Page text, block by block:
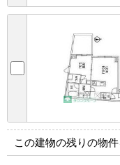
この建物の残りの物